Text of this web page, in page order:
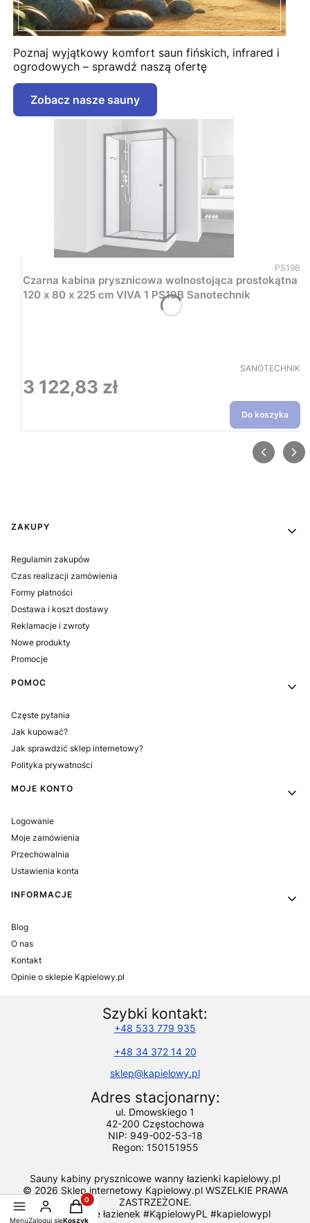
Poznaj wyjątkowy komfort saun fińskich, infrared i
ogrodowych – sprawdź naszą ofertę
Zobacz nasze sauny
Kod
PS19B
Czarna kabina prysznicowa wolnostojąca prostokątna
120 x 80 x 225 cm VIVA 1 PS19B Sanotechnik
PRODUCENT
SANOTECHNIK
Cena
3 122,83 zł
Do koszyka
Linki w stopce
ZAKUPY
Regulamin zakupów
Czas realizacji zamówienia
Formy płatności
Dostawa i koszt dostawy
Reklamacje i zwroty
Nowe produkty
Promocje
POMOC
Częste pytania
Jak kupować?
Jak sprawdzić sklep internetowy?
Polityka prywatności
MOJE KONTO
Logowanie
Moje zamówienia
Przechowalnia
Ustawienia konta
INFORMACJE
Blog
O nas
Kontakt
Opinie o sklepie Kąpielowy.pl
Szybki kontakt:
+48 533 779 935
+48 34 372 14 20
sklep@kapielowy.pl
Adres stacjonarny:
ul. Dmowskiego 1
42-200 Częstochowa
NIP: 949-002-53-18
Regon: 150151955
Sauny kabiny prysznicowe wanny łazienki kapielowy.pl
© 2026 Sklep internetowy Kąpielowy.pl WSZELKIE PRAWA
ZASTRZEŻONE.
Wyposażenie łazienek #KąpielowyPL #kapielowypl
MenuZaloguj się
Produkty w koszyku: 0. Zobacz szczegóły
Koszyk